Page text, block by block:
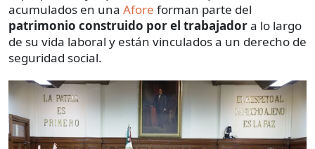
acumulados en una Afore forman parte del
patrimonio construido por el trabajadora lo largo
de su vida laboral y están vinculados a un derecho de
seguridad social.